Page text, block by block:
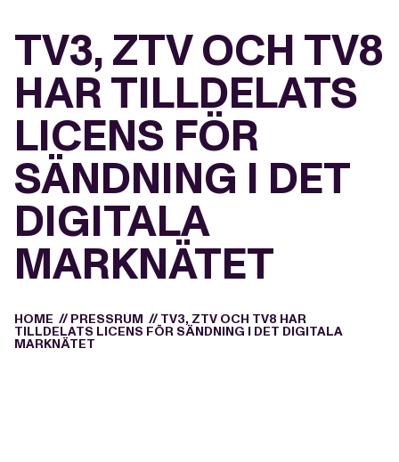
TV3, ZTV OCH TV8
HAR TILLDELATS
LICENS FÖR
SÄNDNING I DET
DIGITALA
MARKNÄTET
HOME // PRESSRUM // TV3, ZTV OCH TV8 HAR
TILLDELATS LICENS FÖR SÄNDNING I DET DIGITALA
MARKNÄTET